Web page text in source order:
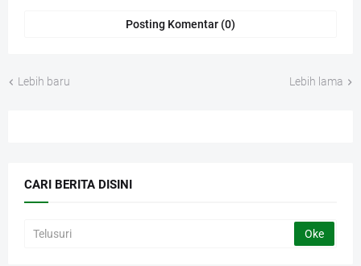
Posting Komentar (0)
Lebih baru Lebih lama
CARI BERITA DISINI